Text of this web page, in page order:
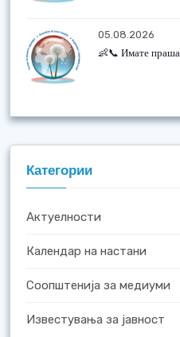
05.08.2026
👶📞 Имате
Категории
Актуелности
Календар на настани
Соопштенија за медиуми
Известувања за јавност